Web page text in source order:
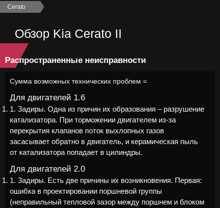
Cerato
›
Обзор Kia Cerato II
Распространенные неисправности
Сумма возможных технических проблем =
Для двигателей 1.6
1. Задиры. Одна из причин их образования – разрушение
катализатора. При торможении двигателем из-за
перекрытия клапанов поток выхлопных газов
засасывает обратно в двигатель, и керамическая пыль
от катализатора попадает в цилиндры.
Для двигателей 2.0
1. Задиры. Есть две причины их возникновения. Первая:
ошибка в проектировании поршневой группы
(неправильный тепловой зазор между поршнем и блоком